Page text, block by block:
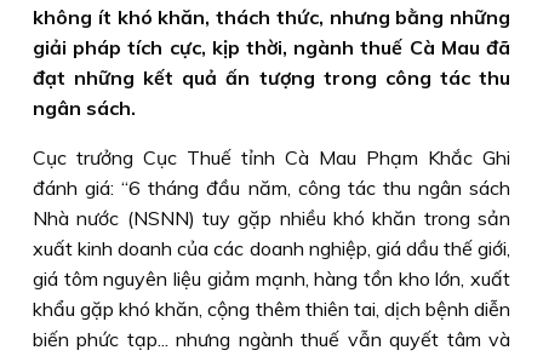
không ít khó khăn, thách thức, nhưng bằng những
giải pháp tích cực, kịp thời, ngành thuế Cà Mau đã
đạt những kết quả ấn tượng trong công tác thu
ngân sách.
Cục trưởng Cục Thuế tỉnh Cà Mau Phạm Khắc Ghi
đánh giá: “6 tháng đầu năm, công tác thu ngân sách
Nhà nước (NSNN) tuy gặp nhiều khó khăn trong sản
xuất kinh doanh của các doanh nghiệp, giá dầu thế giới,
giá tôm nguyên liệu giảm mạnh, hàng tồn kho lớn, xuất
khẩu gặp khó khăn, cộng thêm thiên tai, dịch bệnh diễn
biến phức tạp... nhưng ngành thuế vẫn quyết tâm và